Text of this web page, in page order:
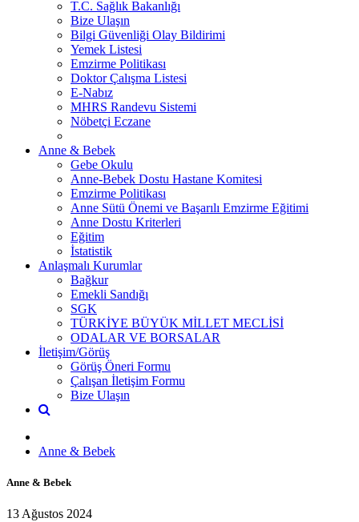
T.C. Sağlık Bakanlığı
Bize Ulaşın
Bilgi Güvenliği Olay Bildirimi
Yemek Listesi
Emzirme Politikası
Doktor Çalışma Listesi
E-Nabız
MHRS Randevu Sistemi
Nöbetçi Eczane
Anne & Bebek
Gebe Okulu
Anne-Bebek Dostu Hastane Komitesi
Emzirme Politikası
Anne Sütü Önemi ve Başarılı Emzirme Eğitimi
Anne Dostu Kriterleri
Eğitim
İstatistik
Anlaşmalı Kurumlar
Bağkur
Emekli Sandığı
SGK
TÜRKİYE BÜYÜK MİLLET MECLİSİ
ODALAR VE BORSALAR
İletişim/Görüş
Görüş Öneri Formu
Çalışan İletişim Formu
Bize Ulaşın
Anne & Bebek
Anne & Bebek
13 Ağustos 2024